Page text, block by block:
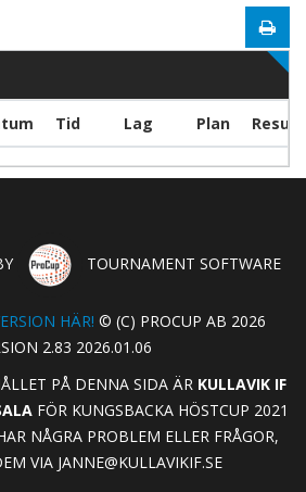
Tid Lag Plan
TOURNAMENT SOFTWARE
HÄR! © (C) PROCUP AB 2026
2.83 2026.01.06
PÅ DENNA SIDA ÄR KULLAVIK IF
FÖR KUNGSBACKA HÖSTCUP 2021
NÅGRA PROBLEM ELLER FRÅGOR,
VIA JANNE@KULLAVIKIF.SE